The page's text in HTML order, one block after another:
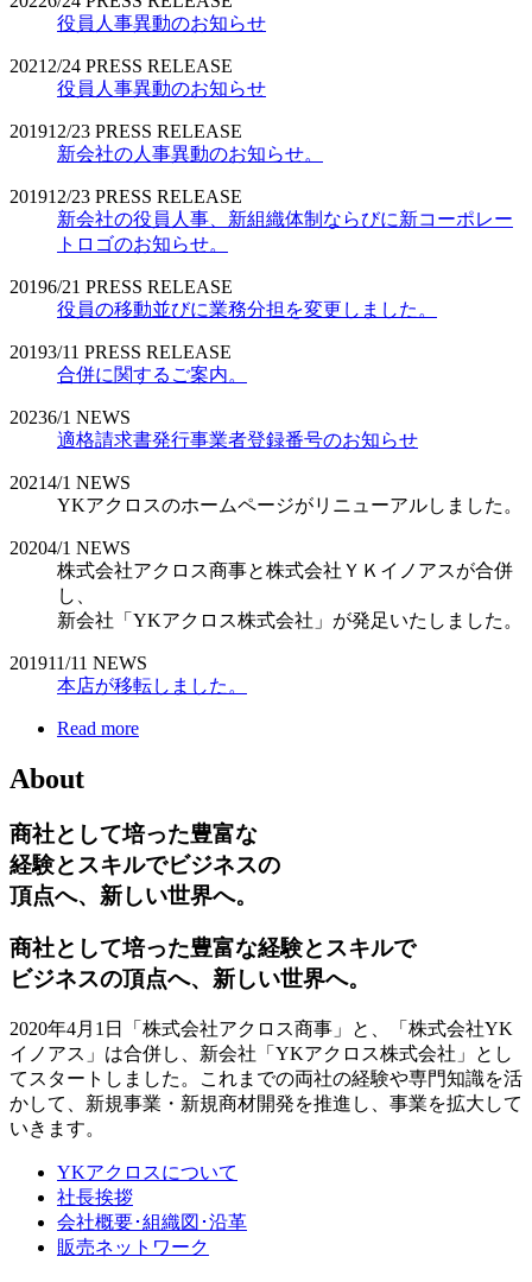
役員人事異動のお知らせ
2021 2/24 PRESS RELEASE
役員人事異動のお知らせ
201912/23 PRESS RELEASE
新会社の人事異動のお知らせ。
201912/23 PRESS RELEASE
新会社の役員人事、新組織体制ならびに新コーポレー
トロゴのお知らせ。
20196/21 PRESS RELEASE
役員の移動並びに業務分担を変更しました。
20193/11 PRESS RELEASE
合併に関するご案内。
20236/1 NEWS
適格請求書発行事業者登録番号のお知らせ
20214/1 NEWS
YKアクロスのホームページがリニューアルしました。
20204/1 NEWS
株式会社アクロス商事と株式会社ＹＫイノアスが合併
し、
新会社「YKアクロス株式会社」が発足いたしました。
201911/11 NEWS
本店が移転しました。
Read more
About
商社として培った豊富な
経験とスキルでビジネスの
頂点へ、新しい世界へ。
商社として培った豊富な経験とスキルで
ビジネスの頂点へ、新しい世界へ。
2020年4月1日「株式会社アクロス商事」と、「株式会社YK
イノアス」は合併し、新会社「YKアクロス株式会社」とし
てスタートしました。これまでの両社の経験や専門知識を活
かして、新規事業・新規商材開発を推進し、事業を拡大して
いきます。
YKアクロスについて
社長挨拶
会社概要･組織図･沿革
販売ネットワーク